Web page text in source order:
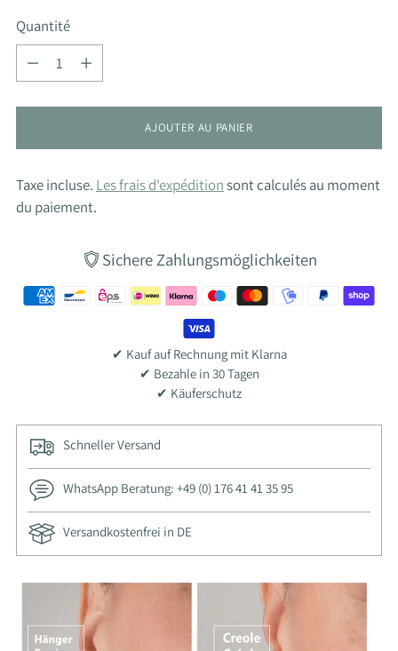
Quantité
Quantité
AJOUTER AU PANIER
Taxe incluse. Les frais d'expéditionsont calculés au moment
du paiement.
Sichere Zahlungsmöglichkeiten
✔ Kauf auf Rechnung mit Klarna
✔ Bezahle in 30 Tagen
✔ Käuferschutz
Schneller Versand
WhatsApp Beratung: +49 (0) 176 41 41 35 95
Versandkostenfrei in DE
Ajouter
produit